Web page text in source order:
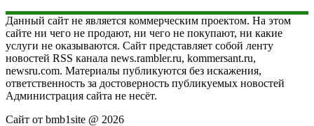
Данный сайт не является коммерческим проектом. На этом
сайте ни чего не продают, ни чего не покупают, ни какие
услуги не оказываются. Сайт представляет собой ленту
новостей RSS канала news.rambler.ru, kommersant.ru,
newsru.com. Материалы публикуются без искажения,
ответственность за достоверность публикуемых новостей
Администрация сайта не несёт.
Сайт от bmb1site @ 2026